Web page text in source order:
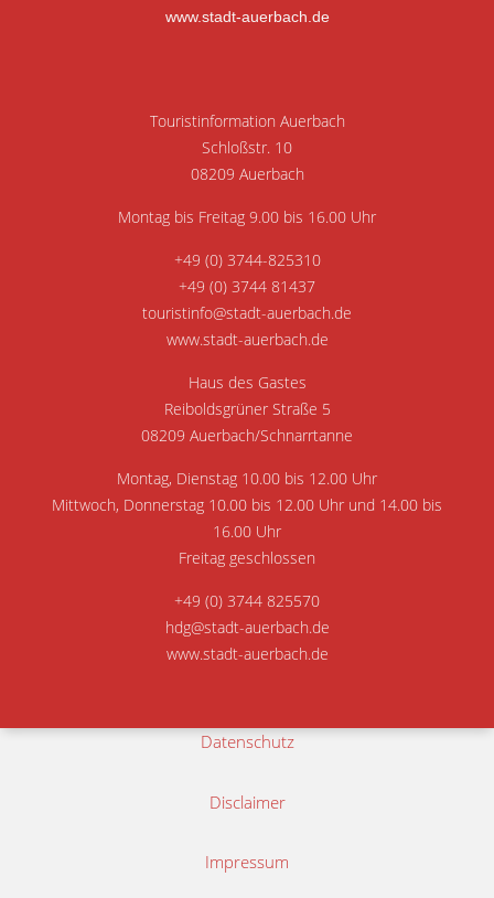
www.stadt-auerbach.de
Touristinformation Auerbach
Schloßstr. 10
08209 Auerbach
Montag bis Freitag 9.00 bis 16.00 Uhr
+49 (0) 3744-825310
+49 (0) 3744 81437
touristinfo@stadt-auerbach.de
www.stadt-auerbach.de
Haus des Gastes
Reiboldsgrüner Straße 5
08209 Auerbach/Schnarrtanne
Montag, Dienstag 10.00 bis 12.00 Uhr
Mittwoch, Donnerstag 10.00 bis 12.00 Uhr und 14.00 bis
16.00 Uhr
Freitag geschlossen
+49 (0) 3744 825570
hdg@stadt-auerbach.de
www.stadt-auerbach.de
Datenschutz
Disclaimer
Impressum